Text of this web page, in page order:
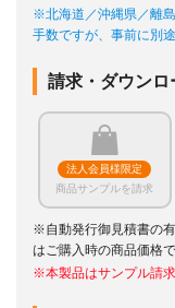
※北海道／沖縄県／離
手数ですが、事前に別
請求・ダウンロ
法人会員様限定
商品サンプルを請求
※自動発行御見積書の
はご購入時の商品価格
※本製品はサンプル請求